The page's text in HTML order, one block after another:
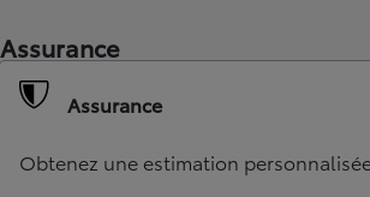
Assurance
Assurance
Obtenez une estimation